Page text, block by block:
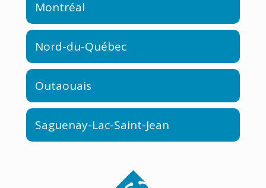
Montréal
Nord-du-Québec
Outaouais
Saguenay-Lac-Saint-Jean